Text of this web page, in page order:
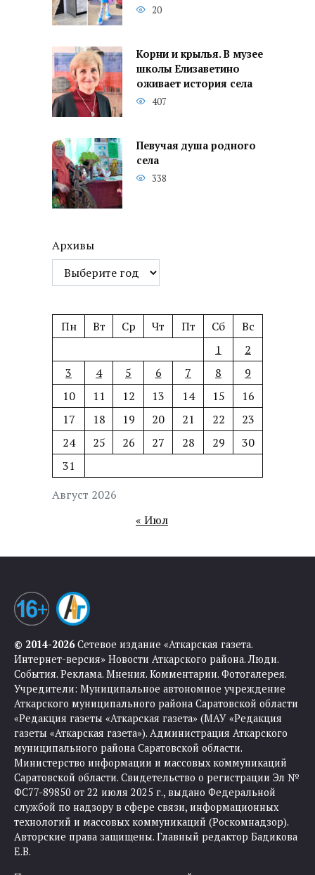
20
Корни и крылья. В музее
школы Елизаветино
оживает история села
407
Певучая душа родного
села
338
Архивы
Август 2026
Пн Вт Ср Чт Пт Сб
Вс
1
2
3
4 5 6 7 8
9
10
11 12 13 14 15
16
17
18 19 20 21 22
23
24
25 26 27 28 29
30
31
« Июл
© 2014-2026Сетевое издание «Аткарская газета.
Интернет-версия» Новости Аткарского района. Люди.
События. Реклама. Мнения. Комментарии. Фотогалерея.
Учредители: Муниципальное автономное учреждение
Аткарского муниципального района Саратовской области
«Редакция газеты «Аткарская газета» (МАУ «Редакция
газеты «Аткарская газета»). Администрация Аткарского
муниципального района Саратовской области.
Министерство информации и массовых коммуникаций
Саратовской области. Свидетельство о регистрации Эл №
ФС77-89850 от 22 июля 2025 г., выдано Федеральной
службой по надзору в сфере связи, информационных
технологий и массовых коммуникаций (Роскомнадзор).
Авторские права защищены. Главный редактор Бадикова
Е.В.